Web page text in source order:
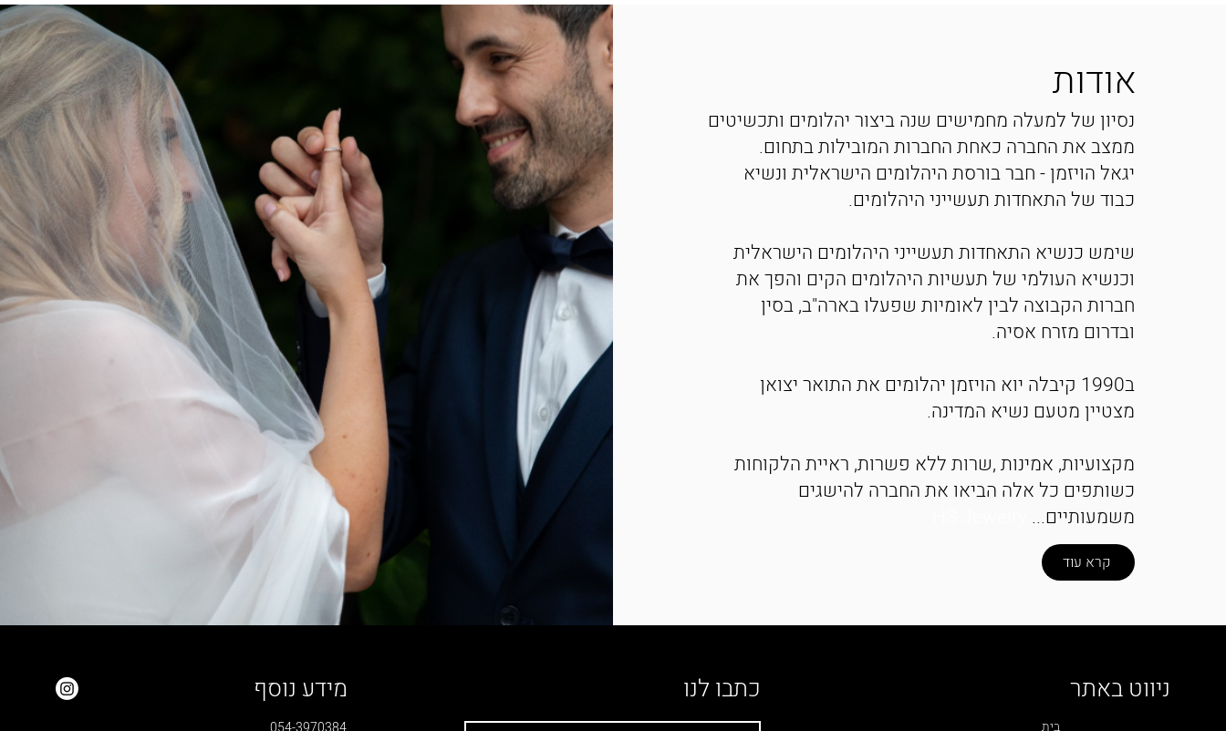
אודות
נסיון של למעלה מחמישים שנה ביצור יהלומים ותכשיטים
ממצב את החברה כאחת החברות המובילות בתחום.
יגאל הויזמן - חבר בורסת היהלומים הישראלית ונשיא
כבוד של התאחדות תעשייני היהלומים.
שימש כנשיא התאחדות תעשייני היהלומים הישראלית
וכנשיא העולמי של תעשיות היהלומים הקים והפך את
חברות הקבוצה לבין לאומיות שפעלו בארה"ב, בסין
ובדרום מזרח אסיה.
ב1990 קיבלה יוא הויזמן יהלומים את התואר יצואן
מצטיין מטעם נשיא המדינה.
מקצועיות, אמינות ,שרות ללא פשרות, ראיית הלקוחות
כשותפים כל אלה הביאו את החברה להישגים
משמעותיים...
קרא עוד
מידע נוסף כתבו לנו ניווט באתר
בית